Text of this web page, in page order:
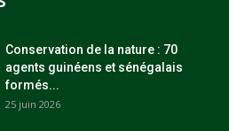
Conservation de la nature : 70
agents guinéens et sénégalais
formés...
25 juin 2026